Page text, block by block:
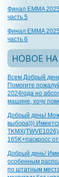
Финал EMMA
часть 5
Финал EMMA
часть 6
НОВОЕ
Всем Добрый
Помогите
2024года но
машине, хочу
Добрый день!
выбора)))
165K+паскросс
Добрый день!
особенным
по штатным